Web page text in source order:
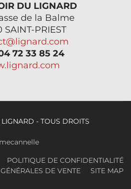
DU LIGNARD
de la Balme
SAINT-PRIEST
72 33 85 24
- TOUS DROITS
POLITIQUE DE CONFIDENTIALITÉ
DE VENTE
SITE MAP